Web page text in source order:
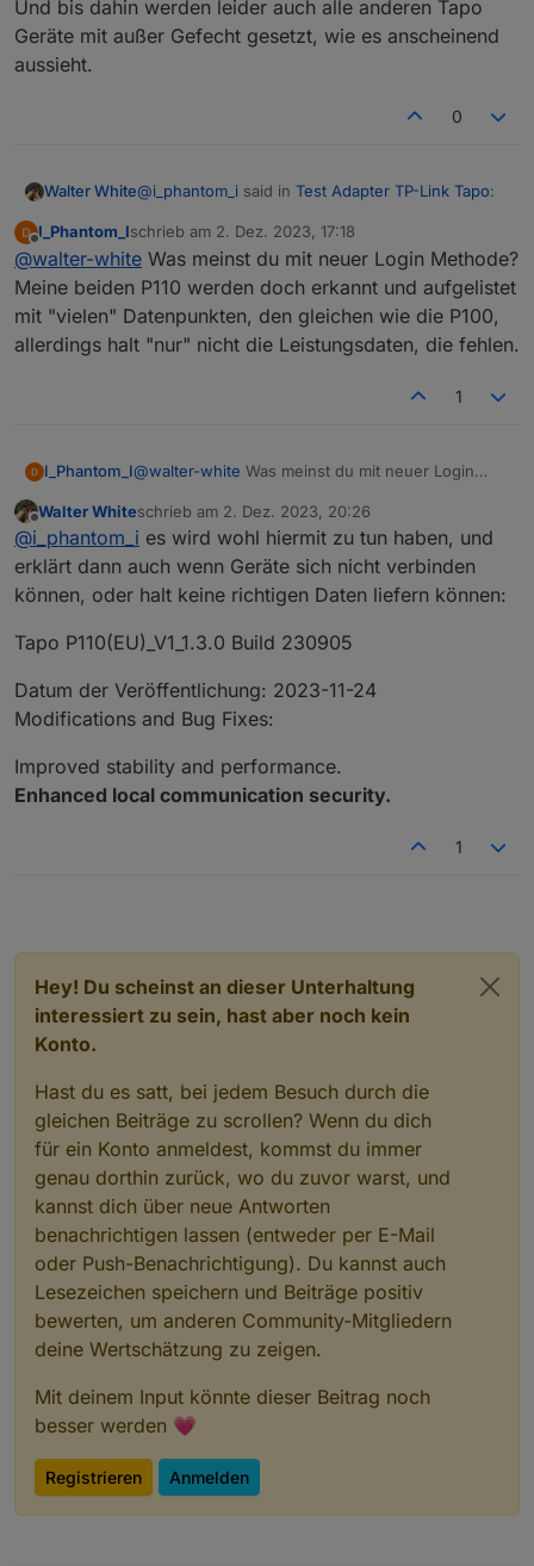
Und bis dahin werden leider auch alle anderen Tapo
Geräte mit außer Gefecht gesetzt, wie es anscheinend
aussieht.
0
Walter White@i_phantom_i said in Test Adapter TP-Link Tapo:
Funktioniert das denn bei jemanden von
euch ?
Der Adapter muss erstmal angepasst werden,
damit die neue login-methode funktioniert, wie es
aussieht muss das für jedes Tapo Gerät welches
Offline
I_Phantom_Ischrieb am 2. Dez. 2023, 17:18
zuletzt editiert von
@walter-white Was meinst du mit neuer Login Methode?
Meine beiden P110 werden doch erkannt und aufgelistet
mit "vielen" Datenpunkten, den gleichen wie die P100,
allerdings halt "nur" nicht die Leistungsdaten, die fehlen.
1
I_Phantom_I@walter-white Was meinst du mit neuer Login
Meine beiden P110 werden doch erkannt und
aufgelistet mit "vielen" Datenpunkten, den
gleichen wie die P100, allerdings halt "nur" nicht
die Leistungsdaten, die fehlen.
Offline
Walter Whiteschrieb am 2. Dez. 2023, 20:26
zuletzt editiert von
@i_phantom_i es wird wohl hiermit zu tun haben, und
erklärt dann auch wenn Geräte sich nicht verbinden
können, oder halt keine richtigen Daten liefern können:
Tapo P110(EU)_V1_1.3.0 Build 230905
Datum der Veröffentlichung: 2023-11-24
Modifications and Bug Fixes:
Improved stability and performance.
Enhanced local communication security.
1
Hey! Du scheinst an dieser Unterhaltung
interessiert zu sein, hast aber noch kein
Konto.
Hast du es satt, bei jedem Besuch durch die
gleichen Beiträge zu scrollen? Wenn du dich
für ein Konto anmeldest, kommst du immer
genau dorthin zurück, wo du zuvor warst, und
kannst dich über neue Antworten
benachrichtigen lassen (entweder per E-Mail
oder Push-Benachrichtigung). Du kannst auch
Lesezeichen speichern und Beiträge positiv
bewerten, um anderen Community-Mitgliedern
deine Wertschätzung zu zeigen.
Mit deinem Input könnte dieser Beitrag noch
besser werden 💗
Registrieren Anmelden